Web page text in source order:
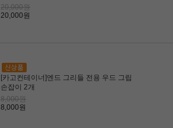
20,000원
20,000원
[카고컨테이너]엔드 그리들 전용 우드 그립
손잡이 2개
8,000원
8,000원